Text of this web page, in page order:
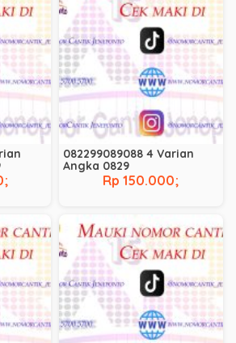
082299089088 4 Varian
Angka 0829
Rp 150.000;